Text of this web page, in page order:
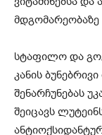
მდგომარეობაზე
სტაფილო და
კანის
შენარჩუნებას
შეიცავს